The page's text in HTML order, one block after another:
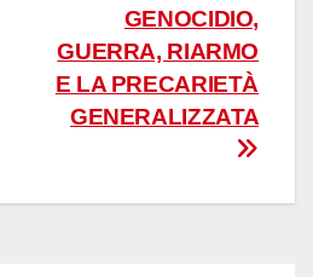
GENOCIDIO,
GUERRA, RIARMO
E LA PRECARIETÀ
GENERALIZZATA